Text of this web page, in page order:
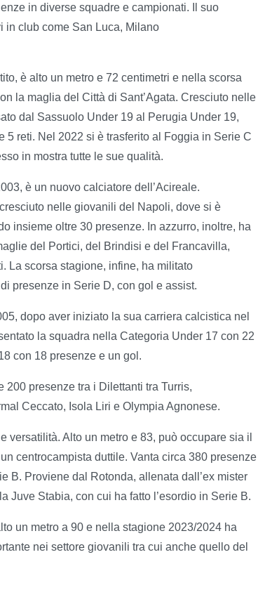
in diverse squadre e campionati. Il suo
in club come San Luca, Milano
è alto un metro e 72 centimetri e nella scorsa
la maglia del Città di Sant’Agata. Cresciuto nelle
dal Sassuolo Under 19 al Perugia Under 19,
reti. Nel 2022 si è trasferito al Foggia in Serie C
in mostra tutte le sue qualità.
è un nuovo calciatore dell’Acireale.
nelle giovanili del Napoli, dove si è
insieme oltre 30 presenze. In azzurro, inoltre, ha
del Portici, del Brindisi e del Francavilla,
La scorsa stagione, infine, ha militato
presenze in Serie D, con gol e assist.
dopo aver iniziato la sua carriera calcistica nel
la squadra nella Categoria Under 17 con 22
con 18 presenze e un gol.
200 presenze tra i Dilettanti tra Turris,
Ceccato, Isola Liri e Olympia Agnonese.
Alto un metro e 83, può occupare sia il
centrocampista duttile. Vanta circa 380 presenze
B. Proviene dal Rotonda, allenata dall’ex mister
Juve Stabia, con cui ha fatto l’esordio in Serie B.
un metro a 90 e nella stagione 2023/2024 ha
nei settore giovanili tra cui anche quello del